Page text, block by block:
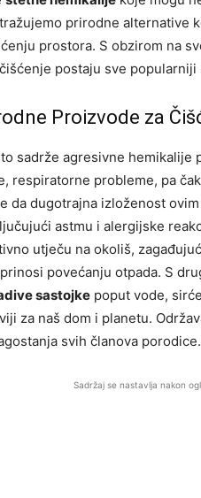
prirodne alternative
prostora. S obzirom na
postaju sve
Proizvode za
sadrže agresivne hemikalije
respiratorne probleme, pa
da dugotrajna izloženost
astmu i alergijske
utječu na okoliš,
povećanju otpada. S
sastojke poput vode,
za naš dom i planetu.
svih članova porodice.
Sadržaj se nastavlja nakon